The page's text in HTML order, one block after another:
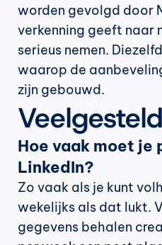
worden gevolgd door
verkenning geeft naar
serieus nemen.
waarop de
zijn gebouwd.
Hoe vaak moet je
LinkedIn?
Zo vaak als je kunt
wekelijks als dat lukt.
gegevens behalen